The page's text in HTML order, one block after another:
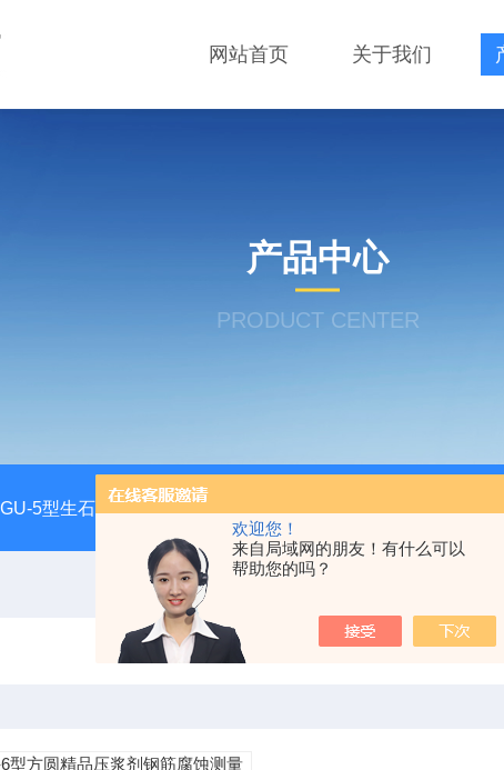
欢迎您！
来自局域网的朋友！有什么可以
帮助您的吗？
网站首页 关于我们
产品中心
PRODUCT CENTER
5型生石灰消化器（保温带盖消化器） *GB/T 50080-
当前位置：